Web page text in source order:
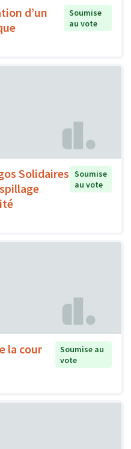
d’un
Soumise
au vote
Solidaires Soumise
au vote
la cour
Soumise au
vote